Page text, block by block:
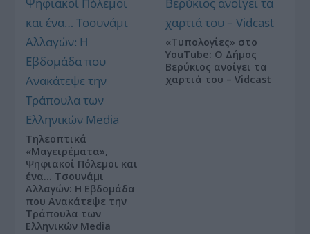
Τηλεοπτικά
«Μαγειρέματα»,
Ψηφιακοί Πόλεμοι και
ένα… Τσουνάμι
Αλλαγών: Η Εβδομάδα
που Ανακάτεψε την
Τράπουλα των
Ελληνικών Media
«Τυπολογίες» στο
YouTube: Ο Δήμος
Βερύκιος ανοίγει τα
χαρτιά του – Vidcast